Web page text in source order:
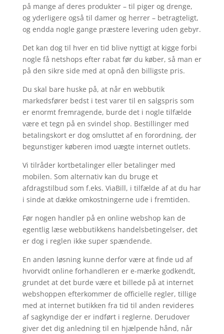
på mange af deres produkter – til piger og drenge,
og yderligere også til damer og herrer – betragteligt,
og endda nogle gange præstere levering uden gebyr.
Det kan dog til hver en tid blive nyttigt at kigge forbi
nogle få netshops efter rabat før du køber, så man er
på den sikre side med at opnå den billigste pris.
Du skal bare huske på, at når en webbutik
markedsfører bedst i test varer til en salgspris som
er enormt fremragende, burde det i nogle tilfælde
være et tegn på en svindel shop. Bestillinger med
betalingskort er dog omsluttet af en forordning, der
begunstiger køberen imod uægte internet outlets.
Vi tilråder kortbetalinger eller betalinger med
mobilen. Som alternativ kan du bruge et
afdragstilbud som f.eks. ViaBill, i tilfælde af at du har
i sinde at dække omkostningerne ude i fremtiden.
Før nogen handler på en online webshop kan de
egentlig læse webbutikkens handelsbetingelser, det
er dog i reglen ikke super spændende.
En anden løsning kunne derfor være at finde ud af
hvorvidt online forhandleren er e-mærke godkendt,
grundet at det burde være et billede på at internet
webshoppen efterkommer de officielle regler, tillige
med at internet butikken fra tid til anden revideres
af sagkyndige der er indført i reglerne. Derudover
giver det dig anledning til en hjælpende hånd, når